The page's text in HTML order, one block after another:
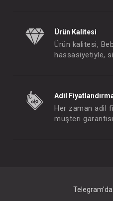
Ürün Kalitesi
Ürün kalitesi,
hassasiyetiyle,
Adil
Her zaman adil
müşteri garantisi.
Telegram'da